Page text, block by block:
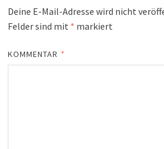
Deine E-Mail-Adresse wird nicht
Felder sind mit * markiert
KOMMENTAR *